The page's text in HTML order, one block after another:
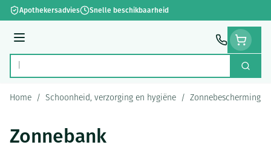
Ga naar de inhoud
Apothekersadvies Snelle beschikbaarheid
Menu
Product, merk, categorie... Zoek
Home / Schoonheid, verzorging en hygiëne / Zonnebescherming
Zonnebank